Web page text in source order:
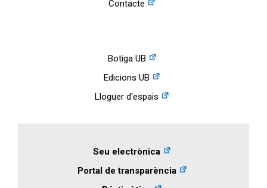
Contacte
Botiga UB
Edicions UB
Lloguer d'espais
Seu electrònica
Portal de transparència